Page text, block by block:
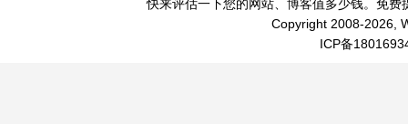
快来评估一下您的网站、博客值多少钱。免
Copyright 2008-2026,
ICP备